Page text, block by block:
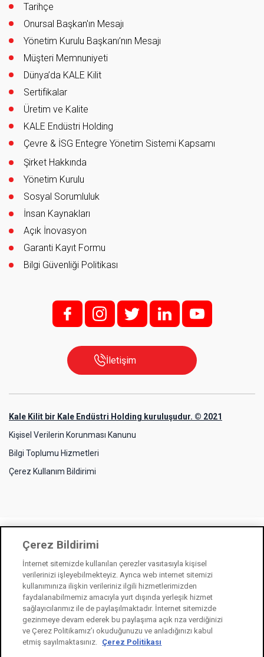
Tarihçe
Onursal Başkan'ın Mesajı
Yönetim Kurulu Başkanı’nın Mesajı
Müşteri Memnuniyeti
Dünya’da KALE Kilit
Sertifikalar
Üretim ve Kalite
KALE Endüstri Holding
Çevre & İSG Entegre Yönetim Sistemi Kapsamı
Şirket Hakkında
Yönetim Kurulu
Sosyal Sorumluluk
İnsan Kaynakları
Açık İnovasyon
Garanti Kayıt Formu
Bilgi Güvenliği Politikası
f; i; t l y
İletişim
Kale Kilit bir Kale Endüstri Holding kuruluşudur. © 2021
Kişisel Verilerin Korunması Kanunu
Bilgi Toplumu Hizmetleri
Çerez Kullanım Bildirimi
Çerez Bildirimi
İnternet sitemizde kullanılan çerezler vasıtasıyla kişisel
verilerinizi işleyebilmekteyiz. Ayrıca web internet sitemizi
kullanımınıza ilişkin verileriniz ilgili hizmetlerimizden
faydalanabilmemiz amacıyla yurt dışında yerleşik hizmet
sağlayıcılarımız ile de paylaşılmaktadır. İnternet sitemizde
gezinmeye devam ederek bu paylaşıma açık rıza verdiğinizi
ve Çerez Politikamız’ı okuduğunuzu ve anladığınızı kabul
etmiş sayılmaktasınız. Çerez Politikası